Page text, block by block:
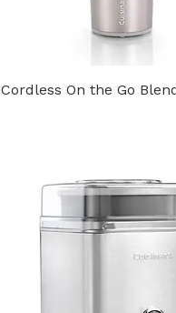
Cordless On the Go